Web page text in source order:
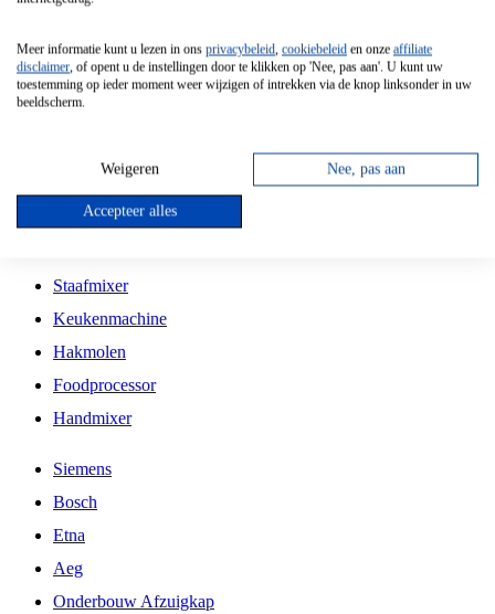
Vrijstaande Magnetron
Vrijstaande Kookplaat
Inbouw Gaskookplaat
Inbouw Keramische Kookplaat
Kookplaat Accessoires
Staafmixer
Keukenmachine
Hakmolen
Foodprocessor
Handmixer
Siemens
Bosch
Etna
Aeg
Onderbouw Afzuigkap
Meer informatie kunt u lezen in ons privacybeleid, cookiebeleid en onze affiliate
disclaimer, of opent u de instellingen door te klikken op 'Nee, pas aan'. U kunt uw
toestemming op ieder moment weer wijzigen of intrekken via de knop linksonder in uw
beeldscherm.
Weigeren Nee, pas aan
Accepteer alles